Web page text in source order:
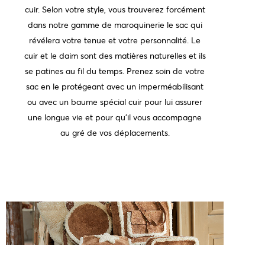
cuir. Selon votre style, vous trouverez forcément
dans notre gamme de maroquinerie le sac qui
révélera votre tenue et votre personnalité. Le
cuir et le daim sont des matières naturelles et ils
se patines au fil du temps. Prenez soin de votre
sac en le protégeant avec un imperméabilisant
ou avec un baume spécial cuir pour lui assurer
une longue vie et pour qu'il vous accompagne
au gré de vos déplacements.